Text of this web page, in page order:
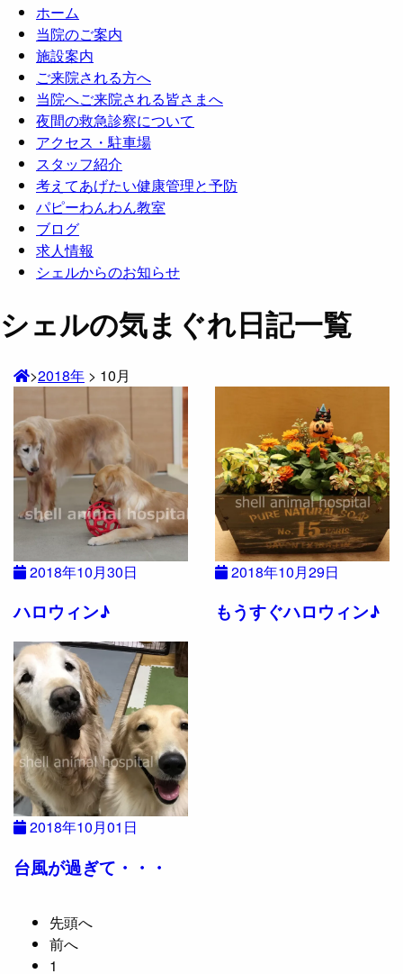
ホーム
当院のご案内
施設案内
ご来院される方へ
当院へご来院される皆さまへ
夜間の救急診察について
アクセス・駐車場
スタッフ紹介
考えてあげたい健康管理と予防
パピーわんわん教室
ブログ
求人情報
シェルからのお知らせ
シェルの気まぐれ日記一覧
>2018年 > 10月
2018年10月30日
ハロウィン♪
2018年10月29日
もうすぐハロウィン♪
2018年10月01日
台風が過ぎて・・・
先頭へ
前へ
1